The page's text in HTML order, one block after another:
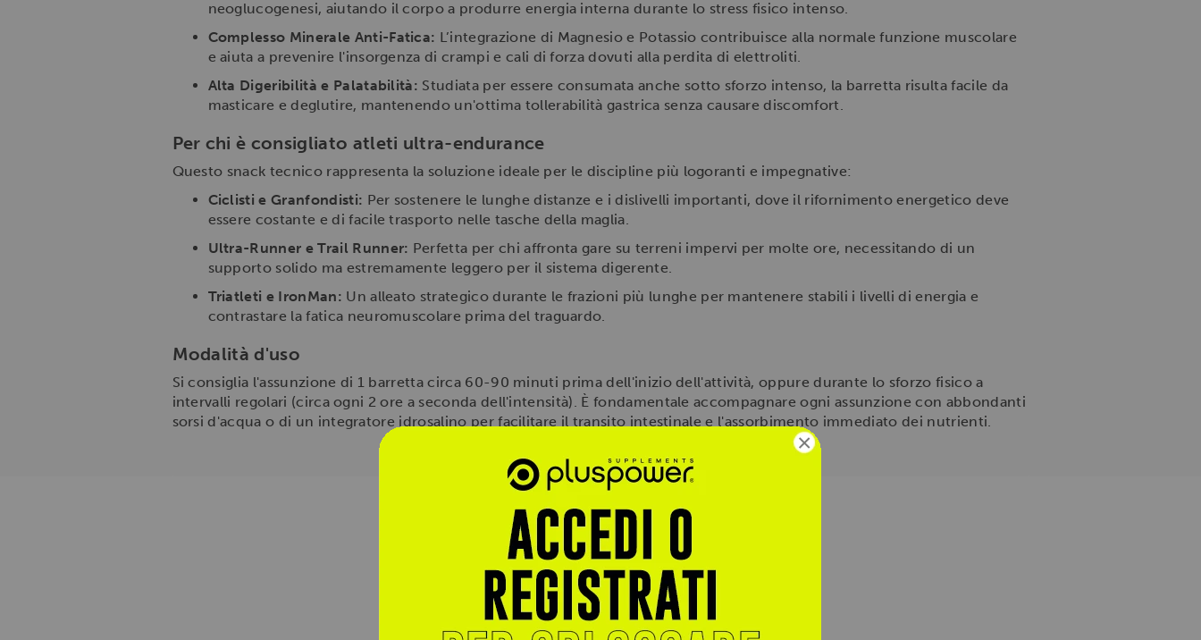
×
neoglucogenesi, aiutando il corpo a produrre energia interna durante lo stress fisico intenso.
Complesso Minerale Anti-Fatica: L’integrazione di Magnesio e Potassio contribuisce alla normale funzione muscolare
e aiuta a prevenire l'insorgenza di crampi e cali di forza dovuti alla perdita di elettroliti.
Alta Digeribilità e Palatabilità: Studiata per essere consumata anche sotto sforzo intenso, la barretta risulta facile da
masticare e deglutire, mantenendo un'ottima tollerabilità gastrica senza causare discomfort.
Per chi è consigliato atleti ultra-endurance
Questo snack tecnico rappresenta la soluzione ideale per le discipline più logoranti e impegnative:
Ciclisti e Granfondisti: Per sostenere le lunghe distanze e i dislivelli importanti, dove il rifornimento energetico deve
essere costante e di facile trasporto nelle tasche della maglia.
Ultra-Runner e Trail Runner: Perfetta per chi affronta gare su terreni impervi per molte ore, necessitando di un
supporto solido ma estremamente leggero per il sistema digerente.
Triatleti e IronMan: Un alleato strategico durante le frazioni più lunghe per mantenere stabili i livelli di energia e
contrastare la fatica neuromuscolare prima del traguardo.
Modalità d'uso
Si consiglia l'assunzione di 1 barretta circa 60-90 minuti prima dell'inizio dell'attività, oppure durante lo sforzo fisico a
intervalli regolari (circa ogni 2 ore a seconda dell'intensità). È fondamentale accompagnare ogni assunzione con abbondanti
sorsi d'acqua o di un integratore idrosalino per facilitare il transito intestinale e l'assorbimento immediato dei nutrienti.